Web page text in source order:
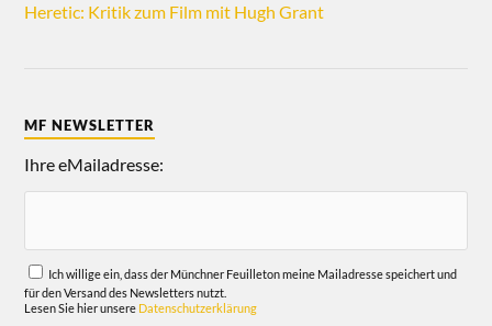
Heretic: Kritik zum Film mit Hugh Grant
MF NEWSLETTER
Ihre eMailadresse:
Ich willige ein, dass der Münchner Feuilleton meine Mailadresse speichert und
für den Versand des Newsletters nutzt.
Lesen Sie hier unsere Datenschutzerklärung